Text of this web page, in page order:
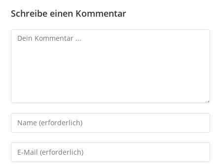
Schreibe einen Kommentar
Kommentieren
Gib
deinen
Namen
oder
Gib
deine